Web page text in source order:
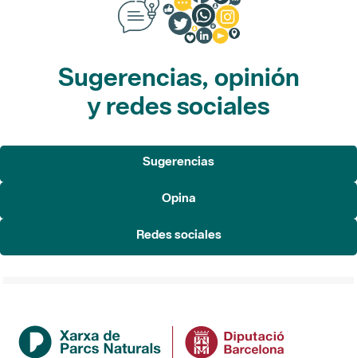
Sugerencias, opinión
y redes sociales
Sugerencias
Opina
Redes sociales